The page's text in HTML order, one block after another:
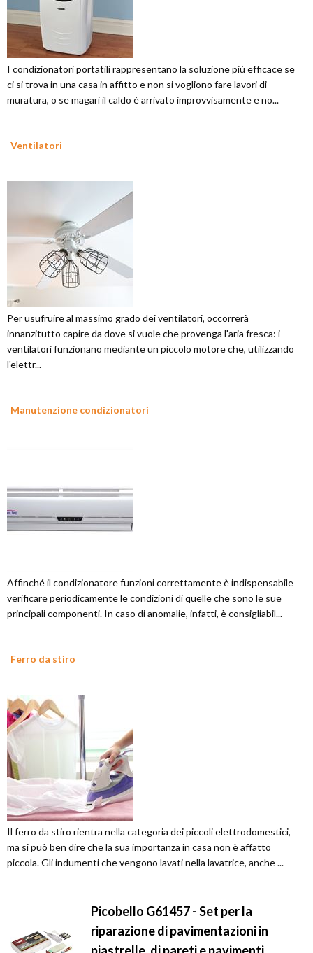
I condizionatori portatili rappresentano la soluzione più efficace se
ci si trova in una casa in affitto e non si vogliono fare lavori di
muratura, o se magari il caldo è arrivato improvvisamente e no...
Ventilatori
Per usufruire al massimo grado dei ventilatori, occorrerà
innanzitutto capire da dove si vuole che provenga l'aria fresca: i
ventilatori funzionano mediante un piccolo motore che, utilizzando
l'elettr...
Manutenzione condizionatori
Affinché il condizionatore funzioni correttamente è indispensabile
verificare periodicamente le condizioni di quelle che sono le sue
principali componenti. In caso di anomalie, infatti, è consigliabil...
Ferro da stiro
Il ferro da stiro rientra nella categoria dei piccoli elettrodomestici,
ma si può ben dire che la sua importanza in casa non è affatto
piccola. Gli indumenti che vengono lavati nella lavatrice, anche ...
Picobello G61457 - Set per la
riparazione di pavimentazioni in